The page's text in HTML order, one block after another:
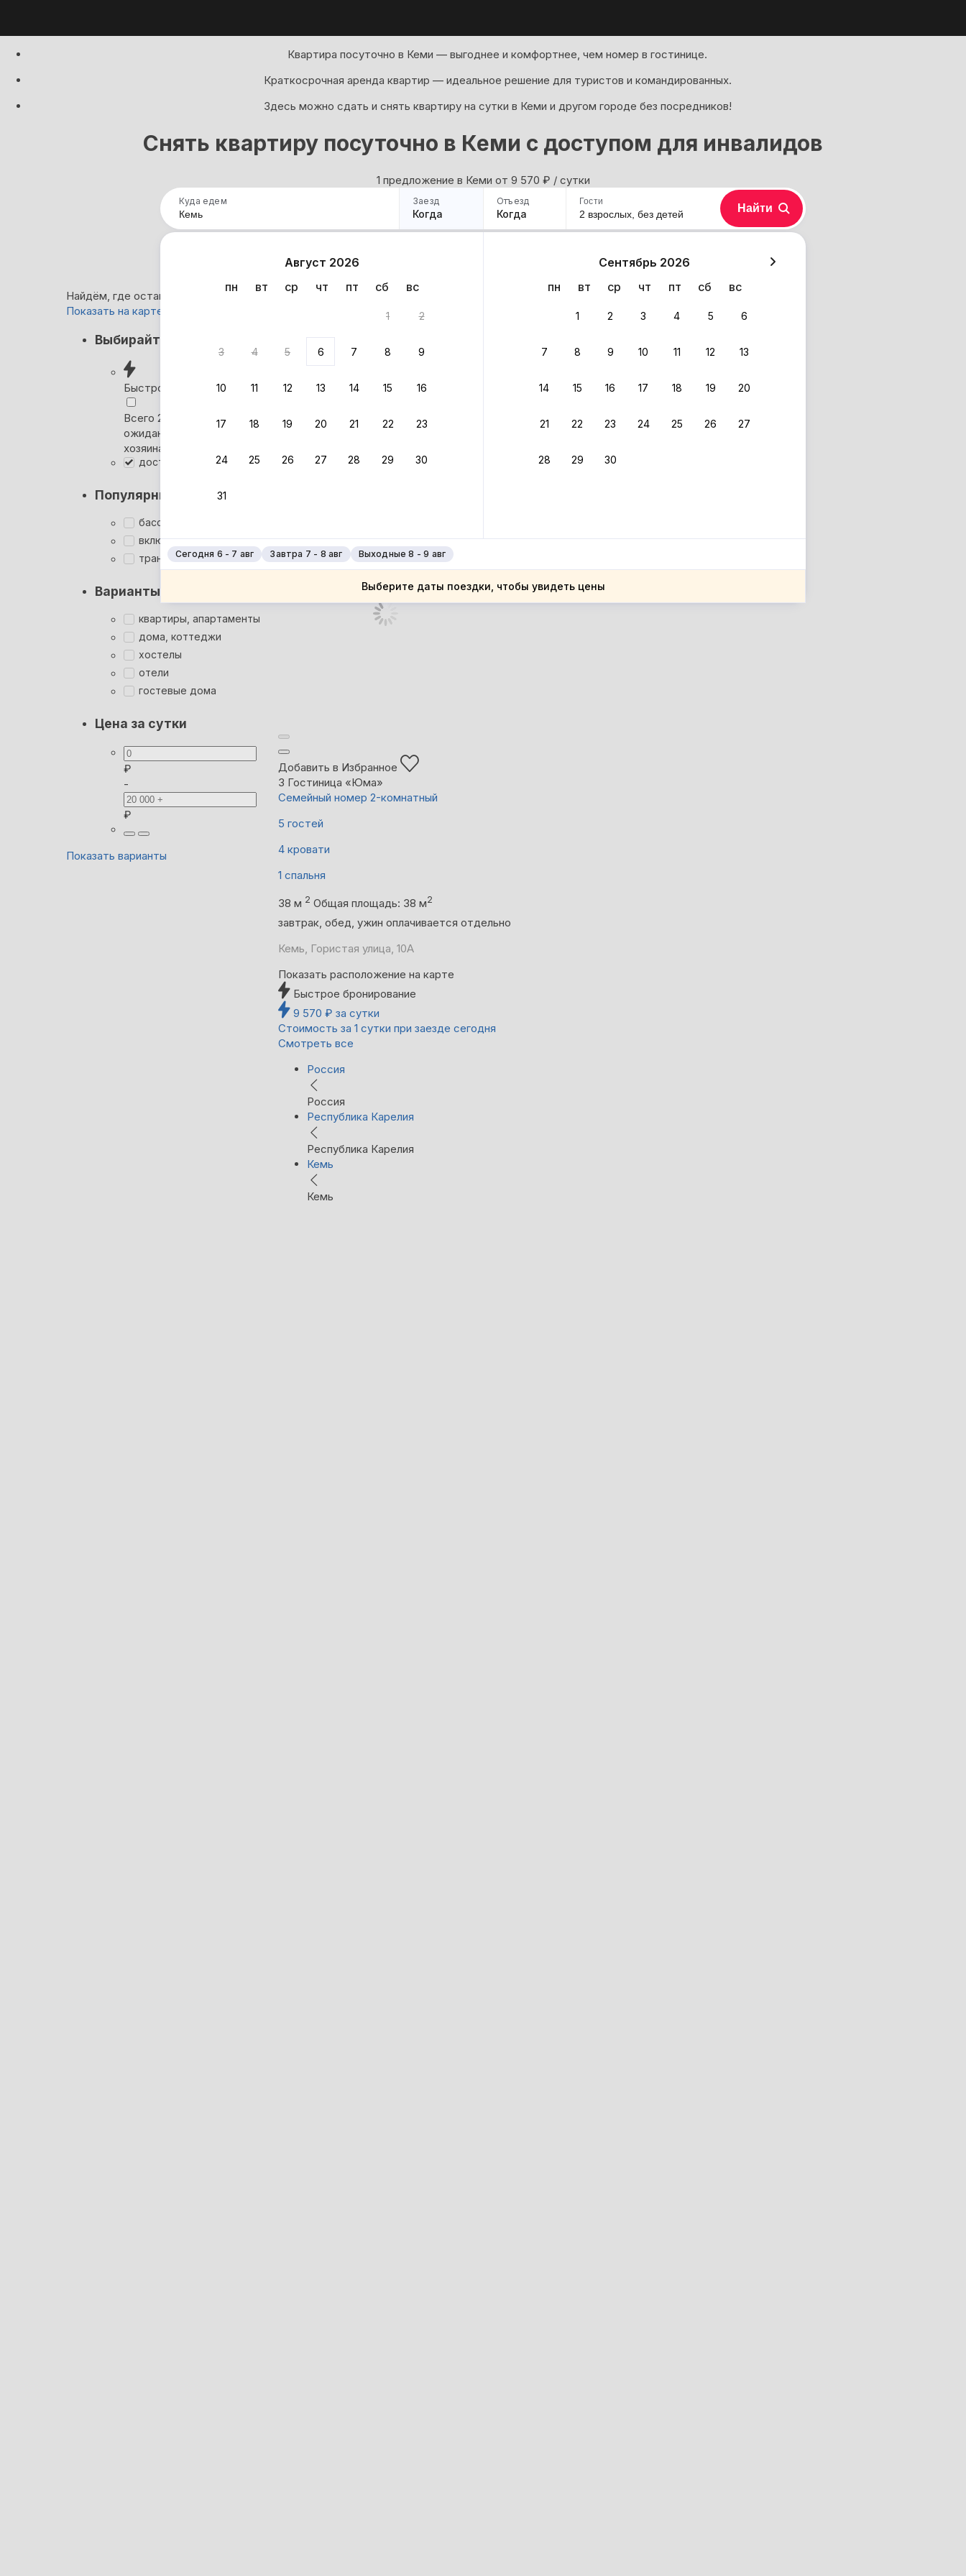
Квартира посуточно в Кеми — выгоднее и комфортнее, чем номер в гостинице.
Краткосрочная аренда квартир — идеальное решение для туристов и командированных.
Здесь можно сдать и снять квартиру на сутки в Кеми и другом городе без посредников!
Снять квартиру посуточно в Кеми с доступом для инвалидов
1 предложение в Кеми oт 9 570 ₽ / сутки
Куда едем Заезд
Когда
Отъезд
Когда
Август 2026
пн
вт ср чт пт сб вс
1 2
3 4 5 6 7 8 9
10 11 12 13 14 15 16
17 18 19 20 21 22 23
24 25 26 27 28 29 30
31
Сентябрь 2026
пн
вт ср чт пт сб вс
1 2 3 4 5 6
7 8 9 10 11 12 13
14 15 16 17 18 19 20
21 22 23 24 25 26 27
28 29 30
Сегодня 6 - 7 авг Завтра 7 - 8 авг Выходные 8 - 9 авг
Выберите даты поездки, чтобы увидеть цены
Гости
2 взрослых, без детей Найти
Найдём, где остановиться в Кеми: 1 вариант
Показать на карте
Выбирайте лучшее
Быстрое бронирование
Всего 2 минуты, без
ожидания ответа от
хозяина
доступ для инвалидов
Популярные фильтры
бассейн
включён завтрак
трансфер
Варианты размещения
квартиры, апартаменты
дома, коттеджи
хостелы
отели
гостевые дома
Цена за сутки
₽
-
₽
Показать варианты
Вернём бонусами
Кэшбэк до 4%
Добавить в Избранное
3 Гостиница «Юма»
Семейный номер 2-комнатный
5 гостей
4 кровати
1 спальня
38 м 2 Общая площадь: 38 м2
завтрак, обед, ужин оплачивается отдельно
Кемь, Гористая улица, 10А
Показать расположение на карте
Быстрое бронирование
9 570 ₽ за сутки
Стоимость за 1 сутки при заезде сегодня
Смотреть все
Россия
Россия
Республика Карелия
Республика Карелия
Кемь
Кемь